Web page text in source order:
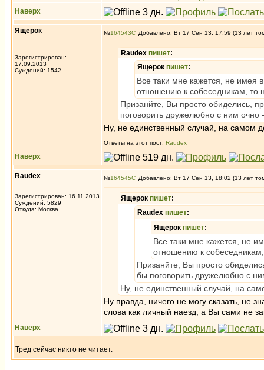
Наверх
Ящерок
Зарегистрирован:
17.09.2013
Суждений: 1542
№164543 Добавлено: Вт 17 Сен 13, 17:59 (13 лет
Raudex пишет:
Ящерок пишет:
Все таки мне кажется, не имея
отношению к собеседникам, то
Призанйте, Вы просто обиделись,
поговорить дружелюбно с ним очно
Ну, не единственный случай, на самом
Ответы на этот пост: Raudex
Наверх
Raudex
Зарегистрирован: 16.11.2013
Суждений: 5829
Откуда: Москва
№164545 Добавлено: Вт 17 Сен 13, 18:02 (13 лет
Ящерок пишет:
Raudex пишет:
Ящерок пишет:
Все таки мне кажется, не
отношению к
Призанйте, Вы просто
бы поговорить дружелюбно с
Ну, не единственный случай, на
Ну правда, ничего не могу сказать, не
слова как личный наезд, а Вы сами не
Наверх
Тред сейчас никто не читает.